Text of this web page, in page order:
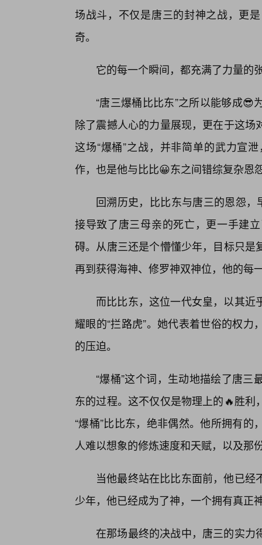
场战斗，不仅是唐三的封神之战，更
奇。
它的每一个瞬间，都充满了力量的
“唐三爆桶比比东”之所以能够成
除了震撼人心的力量展现，更在于这
这场“爆桶”之战，并非简单的武力宣
作，也是他与比比😀东之间错综复杂恩
回溯历史，比比东与唐三的恩怨，
接导致了唐三母亲的死亡，更一手建
碍。从唐三还是个懵懂少年，目标只
再到获得海神、修罗神双神位，他的每
而比比东，这位一代女皇，以其
耀眼的“拦路虎”。她代表着世俗的权
的压迫。
“爆桶”这个词，生动地描绘了唐
东的过程。这不仅仅是物理上的🔥胜
“爆桶”比比东，绝非偶然。他所拥有
人难以想象的修炼速度和天赋，以及那
当他最终站在比比东面前，他已
少年，他已经成为了神，一个拥有真正
在那场最终的决战中，唐三的实力